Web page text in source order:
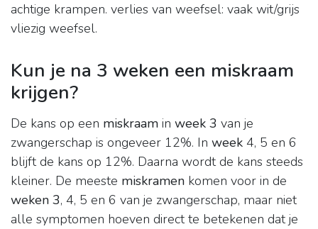
achtige krampen. verlies van weefsel: vaak wit/grijs
vliezig weefsel.
Kun je na 3 weken een miskraam
krijgen?
De kans op een miskraam in week 3 van je
zwangerschap is ongeveer 12%. In week 4, 5 en 6
blijft de kans op 12%. Daarna wordt de kans steeds
kleiner. De meeste miskramen komen voor in de
weken 3, 4, 5 en 6 van je zwangerschap, maar niet
alle symptomen hoeven direct te betekenen dat je